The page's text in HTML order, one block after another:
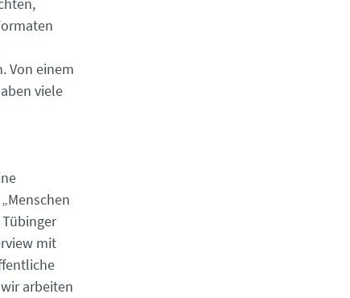
Von einem
viele
mit
arbeiten